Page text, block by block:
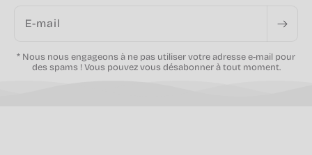
E-mail
* Nous nous engageons à ne pas utiliser votre adresse e-mail pour
des spams ! Vous pouvez vous désabonner à tout moment.